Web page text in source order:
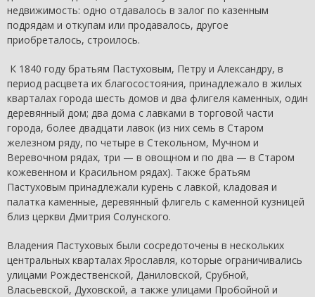
недвижимость: одно отдавалось в залог по казенным
подрядам и откупам или продавалось, другое
приобреталось, строилось.
К 1840 году братьям Пастуховым, Петру и Александру, в
период расцвета их благосостояния, принадлежало в жилых
кварталах города шесть домов и два флигеля каменных, один
деревянный дом; два дома с лавками в торговой части
города, более двадцати лавок (из них семь в Старом
железном ряду, по четыре в Стекольном, Мучном и
Веревочном рядах, три — в овощном и по два — в Старом
кожевенном и Красильном рядах). Также братьям
Пастуховым принадлежали курень с лавкой, кладовая и
палатка каменные, деревянный флигель с каменной кузницей
близ церкви Дмитрия Солунского.
Владения Пастуховых были сосредоточены в нескольких
центральных кварталах Ярославля, которые ограничивались
улицами Рождественской, Даниловской, Срубной,
Власьевской, Духовской, а также улицами Пробойной и